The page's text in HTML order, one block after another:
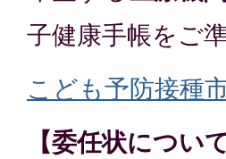
子健康手帳をご
こども予防接種
【委任状について